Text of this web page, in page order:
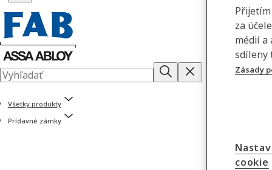
Všetky produkty
Prídavné zámky
za
médií a
sdíleny
Zásady
cookie